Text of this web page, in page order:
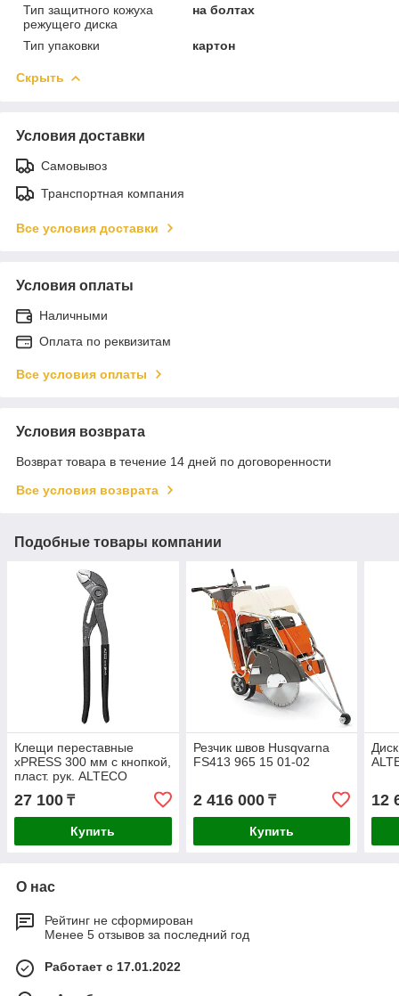
Тип защитного кожуха
режущего диска
на болтах
Тип упаковки картон
Скрыть
Условия доставки
Самовывоз
Транспортная компания
Все условия доставки
Условия оплаты
Наличными
Оплата по реквизитам
Все условия оплаты
Условия возврата
Возврат товара в течение 14 дней по договоренности
Все условия возврата
Подобные товары компании
Клещи переставные
xPRESS 300 мм с кнопкой,
пласт. рук. ALTECO
Industrial 0705-1K-300-X
27 100 ₸
Купить
Резчик швов Husqvarna
FS413 965 15 01-02
2 416 000₸
Купить
12
О нас
Рейтинг не сформирован
Менее 5 отзывов за последний год
Работает с 17.01.2022